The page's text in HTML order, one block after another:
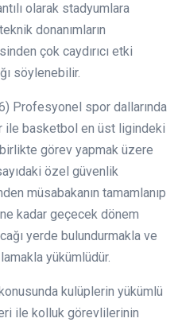
olarak stadyumlara
donanımların
çok caydırıcı etki
söylenebilir.
Profesyonel spor dallarında
ile basketbol en üst ligindeki
görev yapmak üzere
özel güvenlik
müsabakanın tamamlanıp
kadar geçecek dönem
yerde bulundurmakla ve
yükümlüdür.
kulüplerin yükümlü
ile kolluk görevlilerinin